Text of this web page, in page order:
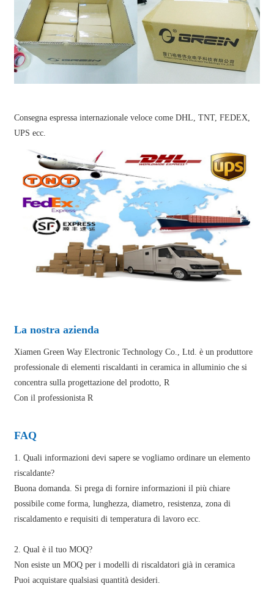
Consegna espressa internazionale veloce come DHL, TNT, FEDEX,
UPS ecc.
La nostra azienda
Xiamen Green Way Electronic Technology Co., Ltd. è un produttore
professionale di elementi riscaldanti in ceramica in alluminio che si
concentra sulla progettazione del prodotto, R
Con il professionista R
FAQ
1. Quali informazioni devi sapere se vogliamo ordinare un elemento
riscaldante?
Buona domanda. Si prega di fornire informazioni il più chiare
possibile come forma, lunghezza, diametro, resistenza, zona di
riscaldamento e requisiti di temperatura di lavoro ecc.
2. Qual è il tuo MOQ?
Non esiste un MOQ per i modelli di riscaldatori già in ceramica
Puoi acquistare qualsiasi quantità desideri.